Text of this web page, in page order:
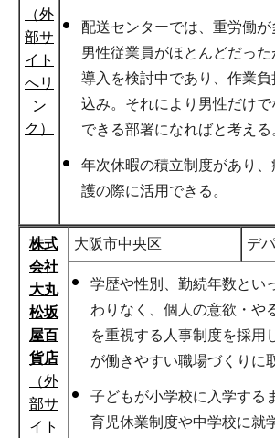
（外
部サ
イト
へリ
ン
ク）
配送センターでは、重労働
男性従業員がほとんどだっ
導入を検討中であり、作業
込み。それにより男性だけ
できる部署になればと考える
年次休暇の積立制度があり
護の際に活用できる。
株式
会社
大丸
松坂
屋百
貨店
（外
部サ
イト
大阪市中央区 デ
学歴や性別、勤続年数とい
わりなく、個人の意欲・や
を重視する人事制度を採用
が働きやすい職場づくりに
子どもが小学校に入学する
育児休業制度や中学校に就